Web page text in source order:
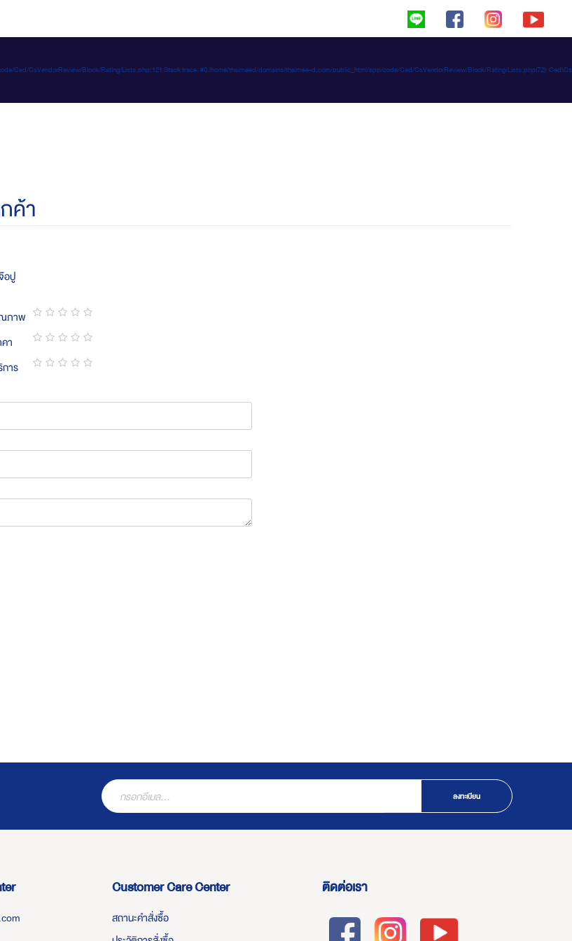
Ced/CsVendorReview/Block/Rating/Lists.php:121 Stack trace: #0 /home/thaimeed/domains/thaimee-d.com/public_html/app/code/Ced/CsVendorReview/Block/Rating/Lists.php(72):
ค้า
อปู
ภาพ
1
star
2
stars
3
stars
4
stars
5
stars
า
1
star
2
stars
3
stars
4
stars
5
stars
าร
ลงทะเบียน
Customer Care Center
สถานะคำสั่งซื้อ
ติดต่อเรา